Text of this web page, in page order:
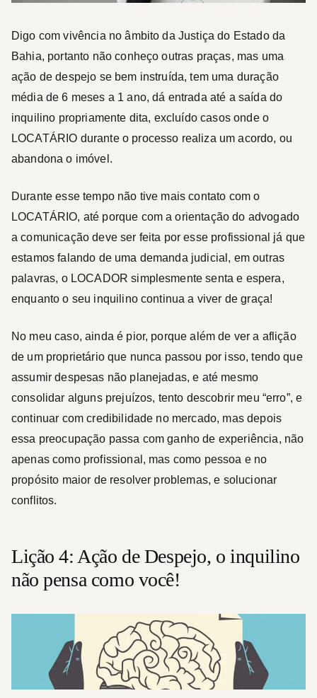
Digo com vivência no âmbito da Justiça do Estado da
Bahia, portanto não conheço outras praças, mas uma
ação de despejo se bem instruída, tem uma duração
média de 6 meses a 1 ano, dá entrada até a saída do
inquilino propriamente dita, excluído casos onde o
LOCATÁRIO durante o processo realiza um acordo, ou
abandona o imóvel.
Durante esse tempo não tive mais contato com o
LOCATÁRIO, até porque com a orientação do advogado
a comunicação deve ser feita por esse profissional já que
estamos falando de uma demanda judicial, em outras
palavras, o LOCADOR simplesmente senta e espera,
enquanto o seu inquilino continua a viver de graça!
No meu caso, ainda é pior, porque além de ver a aflição
de um proprietário que nunca passou por isso, tendo que
assumir despesas não planejadas, e até mesmo
consolidar alguns prejuízos, tento descobrir meu “erro”, e
continuar com credibilidade no mercado, mas depois
essa preocupação passa com ganho de experiência, não
apenas como profissional, mas como pessoa e no
propósito maior de resolver problemas, e solucionar
conflitos.
Lição 4: Ação de Despejo, o inquilino
não pensa como você!